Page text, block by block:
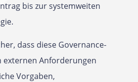
bis zur systemweiten
dass diese Governance-
externen Anforderungen
Vorgaben,